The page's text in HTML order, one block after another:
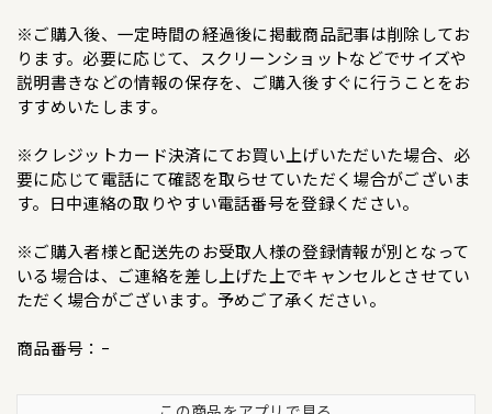
※ご購入後、一定時間の経過後に掲載商品記事は削除してお
ります。必要に応じて、スクリーンショットなどでサイズや
説明書きなどの情報の保存を、ご購入後すぐに行うことをお
すすめいたします。
※クレジットカード決済にてお買い上げいただいた場合、必
要に応じて電話にて確認を取らせていただく場合がございま
す。日中連絡の取りやすい電話番号を登録ください。
※ご購入者様と配送先のお受取人様の登録情報が別となって
いる場合は、ご連絡を差し上げた上でキャンセルとさせてい
ただく場合がございます。予めご了承ください。
商品番号：−